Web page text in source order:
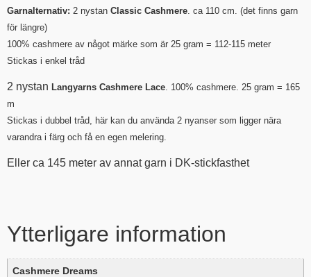
Garnalternativ: 2 nystan Classic Cashmere . ca 110 cm. (det finns garn
för längre)
100% cashmere av något märke som är 25 gram = 112-115 meter
Stickas i enkel tråd
2 nystan Langyarns Cashmere Lace. 100% cashmere. 25 gram = 165
m
Stickas i dubbel tråd, här kan du använda 2 nyanser som ligger nära
varandra i färg och få en egen melering.
Eller ca 145 meter av annat garn i DK-stickfasthet
Ytterligare information
Cashmere Dreams